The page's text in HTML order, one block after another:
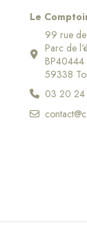
Le
99 rue
Parc de
BP40444
59338
03 20 24